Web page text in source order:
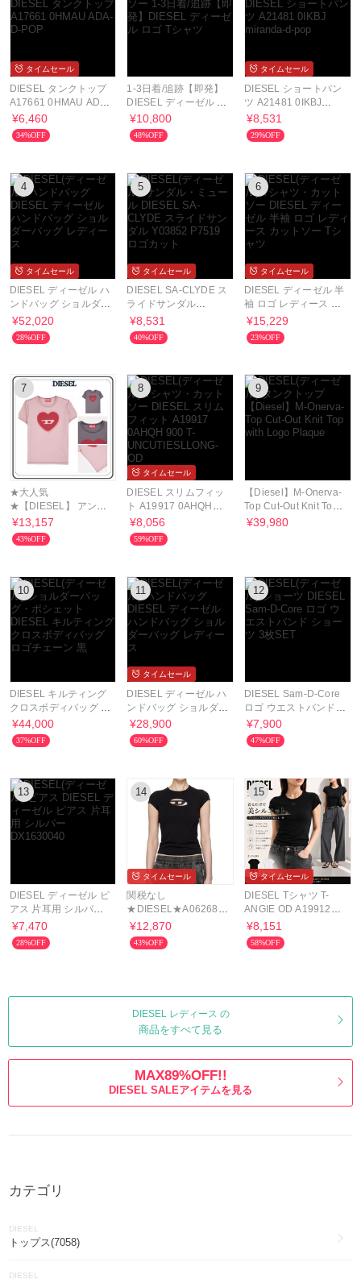
タイムセール
DIESEL タンクトップ
A17661 0HMAU ADA-
D-POP
¥6,460
34%OFF
1-3日着/追跡【即発】
DIESEL ディーゼル ロ
ゴ Tシャツ
¥10,800
48%OFF
タイムセール
DIESEL ショートパン
ツ A21481 0IKBJ
miranda-d-pop
¥8,531
29%OFF
4
タイムセール
DIESEL ディーゼル ハ
ンドバッグ ショルダー
バッグ レディース
¥52,020
28%OFF
5
タイムセール
DIESEL SA-CLYDE ス
ライドサンダル
Y03852 P7519 ロゴカ
ット
¥8,531
40%OFF
6
タイムセール
DIESEL ディーゼル 半
袖 ロゴ レディース カ
ットソー Tシャツ
¥15,229
23%OFF
7
★大人気
★【DIESEL】 アンカ
ットティーズロング
S5 Tシャツ
¥13,157
43%OFF
8
タイムセール
DIESEL スリムフィッ
ト A19917 0AHQH
900 T-
UNCUTIESLLONG-
OD
¥8,056
59%OFF
9
【Diesel】M-Onerva-
Top Cut-Out Knit Top
with Logo Plaque
¥39,980
10
DIESEL キルティング
クロスボディバッグ ロ
ゴチェーン 黒
¥44,000
37%OFF
11
タイムセール
DIESEL ディーゼル ハ
ンドバッグ ショルダー
バッグ レディース
¥28,900
60%OFF
12
DIESEL Sam-D-Core
ロゴ ウエストバンド
ショーツ 3枚SET
¥7,900
47%OFF
13
DIESEL ディーゼル ピ
アス 片耳用 シルバー
DX1630040
¥7,470
28%OFF
14
タイムセール
関税なし
★DIESEL★A06268
0AFAA 9XXA T-Angie
ロゴTシャツ
¥12,870
43%OFF
15
タイムセール
DIESEL Tシャツ T-
ANGIE OD A19912
0AFAA オーバルD 刺
繍
¥8,151
58%OFF
DIESEL レディース の
商品をすべて見る
MAX89%OFF!!
DIESEL SALEアイテムを見る
カテゴリ
DIESEL
トップス(7058)
DIESEL